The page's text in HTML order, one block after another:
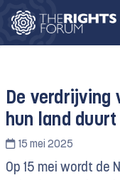
De verdrijving
hun land
15 mei 2025
Op 15 mei wordt de